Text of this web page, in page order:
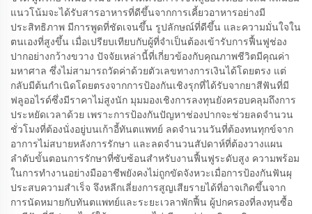
แนวโน้มจะได้รับสารอาหารที่ดีขึ้นจากการเคี้ยวอาหารอย่างมี
ประสิทธิภาพ มีการพูดที่ชัดเจนขึ้น รูปลักษณ์ที่ดีขึ้น และความมั่นใจใน
ตนเองที่สูงขึ้น เมื่อเปรียบเทียบกับผู้ที่จำเป็นต้องเข้ารับการฟื้นฟูช่อง
ปากอย่างกว้างขวาง ปัจจัยเหล่านี้ที่เกี่ยวข้องกับคุณภาพชีวิตมีคุณค่า
มหาศาล ซึ่งไม่สามารถวัดค่าด้วยตัวเลขทางการเงินได้โดยตรง แต่
กลับมีต้นกำเนิดโดยตรงจากการป้องกันเชิงรุกที่ได้รับจากยาสีฟันที่มี
ฟลูออไรด์ซึ่งมีราคาไม่สูงนัก มุมมองเชิงการลงทุนยังครอบคลุมถึงการ
ประหยัดเวลาด้วย เพราะการป้องกันปัญหาช่องปากจะช่วยลดจำนวน
ชั่วโมงที่ต้องนั่งอยู่บนเก้าอี้ทันตแพทย์ ลดจำนวนวันที่ต้องทนทุกข์จาก
อาการไม่สบายหลังการรักษา และลดจำนวนสัปดาห์ที่ต้องวางแผน
ลำดับขั้นตอนการรักษาที่ซับซ้อนสำหรับงานฟื้นฟูระดับสูง ความพร้อม
ในการทำงานอย่างมืออาชีพยังคงไม่ถูกขัดจังหวะเมื่อการป้องกันฟันผุ
ประสบความสำเร็จ จึงหลีกเลี่ยงการสูญเสียรายได้ที่อาจเกิดขึ้นจาก
การนัดหมายกับทันตแพทย์และระยะเวลาพักฟื้น ผู้ปกครองที่ลงทุนซื้อ